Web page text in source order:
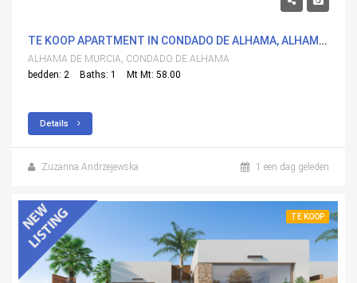
TE KOOP APARTMENT IN CONDADO DE ALHAMA, ALHAMA DE MURCIA MET ZWEMBAD
ALHAMA DE MURCIA, CONDADO DE ALHAMA
bedden: 2
Baths: 1 Mt Mt: 58.00
Details
Zuzanna Andrzejewska 1 een dag geleden
TE KOOP